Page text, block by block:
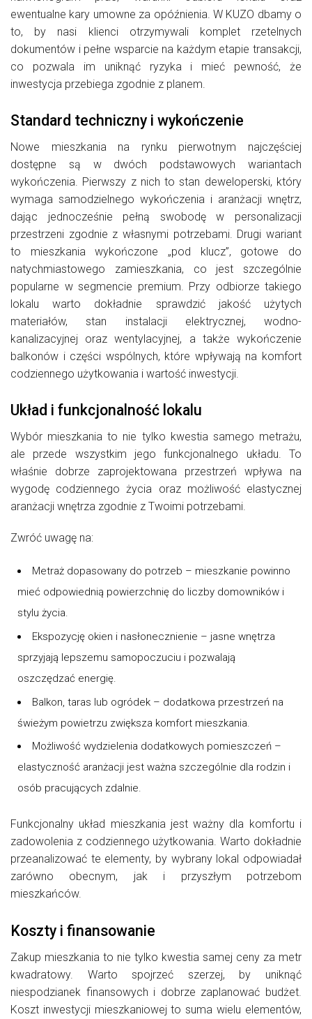
ewentualne kary umowne za opóźnienia. W KUZO dbamy o
to, by nasi klienci otrzymywali komplet rzetelnych
dokumentów i pełne wsparcie na każdym etapie transakcji,
co pozwala im uniknąć ryzyka i mieć pewność, że
inwestycja przebiega zgodnie z planem.
Standard techniczny i wykończenie
Nowe mieszkania na rynku pierwotnym najczęściej
dostępne są w dwóch podstawowych wariantach
wykończenia. Pierwszy z nich to stan deweloperski, który
wymaga samodzielnego wykończenia i aranżacji wnętrz,
dając jednocześnie pełną swobodę w personalizacji
przestrzeni zgodnie z własnymi potrzebami. Drugi wariant
to mieszkania wykończone „pod klucz”, gotowe do
natychmiastowego zamieszkania, co jest szczególnie
popularne w segmencie premium. Przy odbiorze takiego
lokalu warto dokładnie sprawdzić jakość użytych
materiałów, stan instalacji elektrycznej, wodno-
kanalizacyjnej oraz wentylacyjnej, a także wykończenie
balkonów i części wspólnych, które wpływają na komfort
codziennego użytkowania i wartość inwestycji.
Układ i funkcjonalność lokalu
Wybór mieszkania to nie tylko kwestia samego metrażu,
ale przede wszystkim jego funkcjonalnego układu. To
właśnie dobrze zaprojektowana przestrzeń wpływa na
wygodę codziennego życia oraz możliwość elastycznej
aranżacji wnętrza zgodnie z Twoimi potrzebami.
Zwróć uwagę na:
Metraż dopasowany do potrzeb – mieszkanie powinno
mieć odpowiednią powierzchnię do liczby domowników i
stylu życia.
Ekspozycję okien i nasłonecznienie – jasne wnętrza
sprzyjają lepszemu samopoczuciu i pozwalają
oszczędzać energię.
Balkon, taras lub ogródek – dodatkowa przestrzeń na
świeżym powietrzu zwiększa komfort mieszkania.
Możliwość wydzielenia dodatkowych pomieszczeń –
elastyczność aranżacji jest ważna szczególnie dla rodzin i
osób pracujących zdalnie.
Funkcjonalny układ mieszkania jest ważny dla komfortu i
zadowolenia z codziennego użytkowania. Warto dokładnie
przeanalizować te elementy, by wybrany lokal odpowiadał
zarówno obecnym, jak i przyszłym potrzebom
mieszkańców.
Koszty i finansowanie
Zakup mieszkania to nie tylko kwestia samej ceny za metr
kwadratowy. Warto spojrzeć szerzej, by uniknąć
niespodzianek finansowych i dobrze zaplanować budżet.
Koszt inwestycji mieszkaniowej to suma wielu elementów,